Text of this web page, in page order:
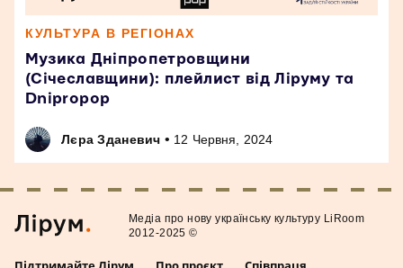
КУЛЬТУРА В РЕГІОНАХ
Музика Дніпропетровщини
(Січеславщини): плейлист від Ліруму та
Dnipropop
Лєра Зданевич • 12 Червня, 2024
Медiа про нову українську культуру LiRoom
2012-2025 ©